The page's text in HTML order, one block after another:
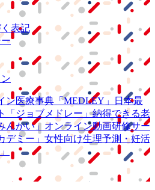
表記
ン医療事典 「MEDLEY」
日本最
「ジョブメドレー」納得できる老
んかい」 オンライン動画研修サー
デミー」 女性向け生理予測・妊活